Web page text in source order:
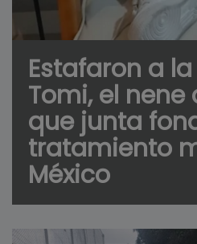
Estafaron a
Tomi, el nene
que junta
tratamiento
México